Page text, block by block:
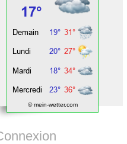
© mein-wetter.com